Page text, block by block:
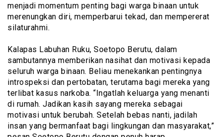
menjadi momentum penting bagi warga binaan untuk
merenungkan diri, memperbarui tekad, dan mempererat
silaturahmi.
‎Kalapas Labuhan Ruku, Soetopo Berutu, dalam
sambutannya memberikan nasihat dan motivasi kepada
seluruh warga binaan. Beliau menekankan pentingnya
introspeksi dan pertobatan, terutama bagi mereka yang
terlibat kasus narkoba. “Ingatlah keluarga yang menanti
di rumah. Jadikan kasih sayang mereka sebagai
motivasi untuk berubah. Setelah bebas nanti, jadilah
insan yang bermanfaat bagi lingkungan dan masyarakat,”